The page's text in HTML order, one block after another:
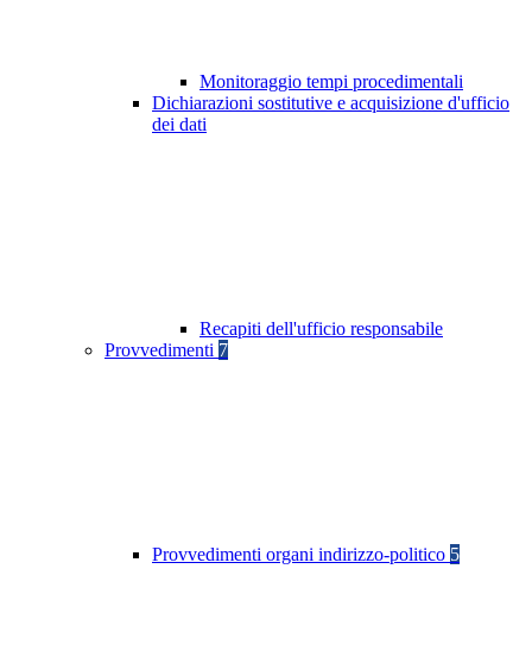
Monitoraggio tempi procedimentali
Dichiarazioni sostitutive e acquisizione d'ufficio
dei dati
Recapiti dell'ufficio responsabile
Provvedimenti 7
Provvedimenti organi indirizzo-politico 5